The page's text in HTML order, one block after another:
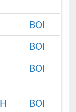
BOI
BOI
BOI
BOI